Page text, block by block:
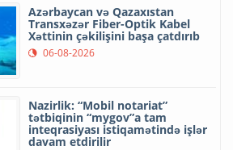
Azərbaycan və Qazaxıstan
Transxəzər Fiber-Optik Kabel
Xəttinin çəkilişini başa çatdırıb
06-08-2026
Nazirlik: “Mobil notariat”
tətbiqinin “mygov”a tam
inteqrasiyası istiqamətində işlər
davam etdirilir